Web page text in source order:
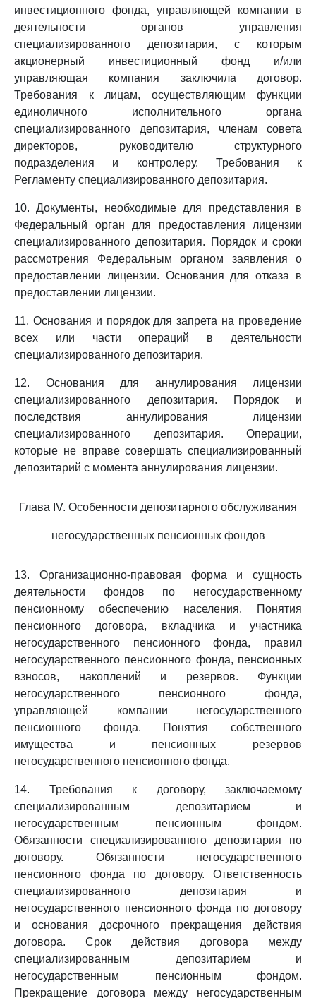
инвестиционного фонда, управляющей компании в
деятельности органов управления
специализированного депозитария, с которым
акционерный инвестиционный фонд и/или
управляющая компания заключила договор.
Требования к лицам, осуществляющим функции
единоличного исполнительного органа
специализированного депозитария, членам совета
директоров, руководителю структурного
подразделения и контролеру. Требования к
Регламенту специализированного депозитария.
10. Документы, необходимые для представления в
Федеральный орган для предоставления лицензии
специализированного депозитария. Порядок и сроки
рассмотрения Федеральным органом заявления о
предоставлении лицензии. Основания для отказа в
предоставлении лицензии.
11. Основания и порядок для запрета на проведение
всех или части операций в деятельности
специализированного депозитария.
12. Основания для аннулирования лицензии
специализированного депозитария. Порядок и
последствия аннулирования лицензии
специализированного депозитария. Операции,
которые не вправе совершать специализированный
депозитарий с момента аннулирования лицензии.
Глава IV. Особенности депозитарного обслуживания
негосударственных пенсионных фондов
13. Организационно-правовая форма и сущность
деятельности фондов по негосударственному
пенсионному обеспечению населения. Понятия
пенсионного договора, вкладчика и участника
негосударственного пенсионного фонда, правил
негосударственного пенсионного фонда, пенсионных
взносов, накоплений и резервов. Функции
негосударственного пенсионного фонда,
управляющей компании негосударственного
пенсионного фонда. Понятия собственного
имущества и пенсионных резервов
негосударственного пенсионного фонда.
14. Требования к договору, заключаемому
специализированным депозитарием и
негосударственным пенсионным фондом.
Обязанности специализированного депозитария по
договору. Обязанности негосударственного
пенсионного фонда по договору. Ответственность
специализированного депозитария и
негосударственного пенсионного фонда по договору
и основания досрочного прекращения действия
договора. Срок действия договора между
специализированным депозитарием и
негосударственным пенсионным фондом.
Прекращение договора между негосударственным